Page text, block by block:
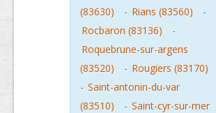
(83630)
- Rians (83560)
-
Rocbaron (83136)
-
Roquebrune-sur-argens
(83520)
- Rougiers (83170)
- Saint-antonin-du-var
(83510)
- Saint-cyr-sur-mer